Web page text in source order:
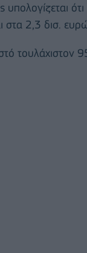
ότι
στα 2,3 δισ.
τουλάχιστον